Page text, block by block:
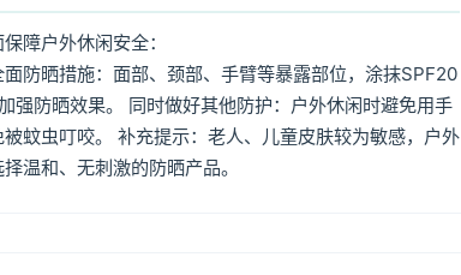
障户外休闲安全：
防晒措施：面部、颈部、手臂等暴露部位，涂抹SPF20
强防晒效果。 同时做好其他防护：户外休闲时避免用手
蚊虫叮咬。 补充提示：老人、儿童皮肤较为敏感，户外
温和、无刺激的防晒产品。